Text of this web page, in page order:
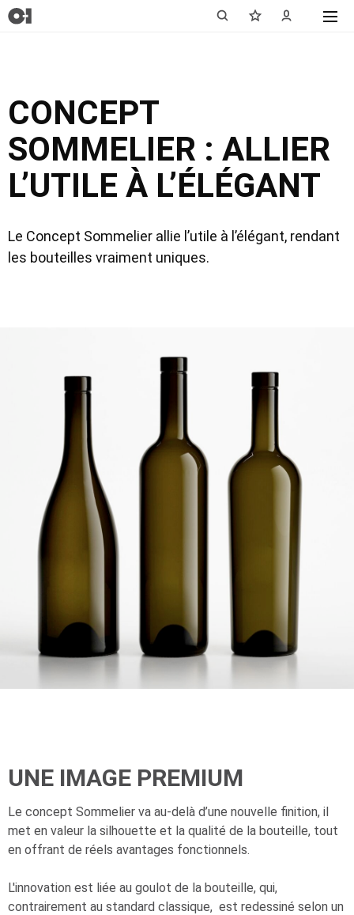
CONCEPT
SOMMELIER : ALLIER
L’UTILE À L’ÉLÉGANT
Le Concept Sommelier allie l’utile à l’élégant, rendant
les bouteilles vraiment uniques.
UNE IMAGE PREMIUM
Le concept Sommelier va au-delà d’une nouvelle finition, il
met en valeur la silhouette et la qualité de la bouteille, tout
en offrant de réels avantages fonctionnels.
L'innovation est liée au goulot de la bouteille, qui,
contrairement au standard classique, est redessiné selon un